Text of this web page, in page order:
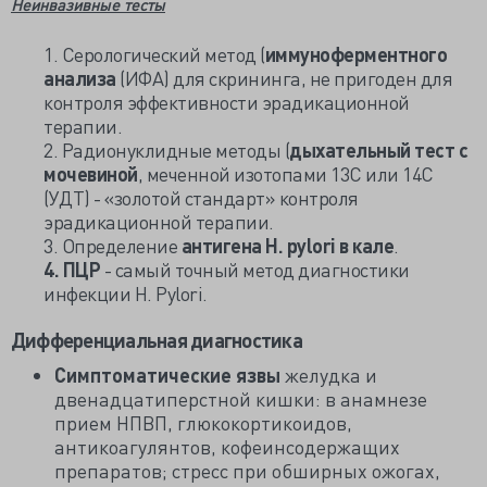
Неинвазивные тесты
1. Серологический метод (иммуноферментного
анализа (ИФА) для скрининга, не пригоден для
контроля эффективности эрадикационной
терапии.
2. Радионуклидные методы (дыхательный тест с
мочевиной, меченной изотопами 13С или 14С
(УДТ) - «золотой стандарт» контроля
эрадикационной терапии.
3. Определение антигена H. pylori в кале
4. ПЦР - самый точный метод диагностики
инфекции H. Pylori.
Дифференциальная диагностика
Симптоматические язвы желудка и
двенадцатиперстной кишки: в анамнезе
прием НПВП, глюкокортикоидов,
антикоагулянтов, кофеинсодержащих
препаратов; стресс при обширных ожогах,